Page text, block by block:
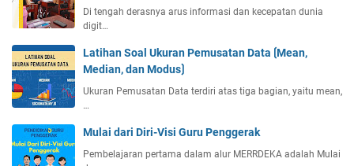
Di tengah derasnya arus informasi dan kecepatan dunia
digit…
Latihan Soal Ukuran Pemusatan Data ⟮Mean,
Median, dan Modus⟯
Ukuran Pemusatan Data terdiri atas tiga bagian, yaitu mean,
…
Mulai dari Diri-Visi Guru Penggerak
Pembelajaran pertama dalam alur MERRDEKA adalah Mulai